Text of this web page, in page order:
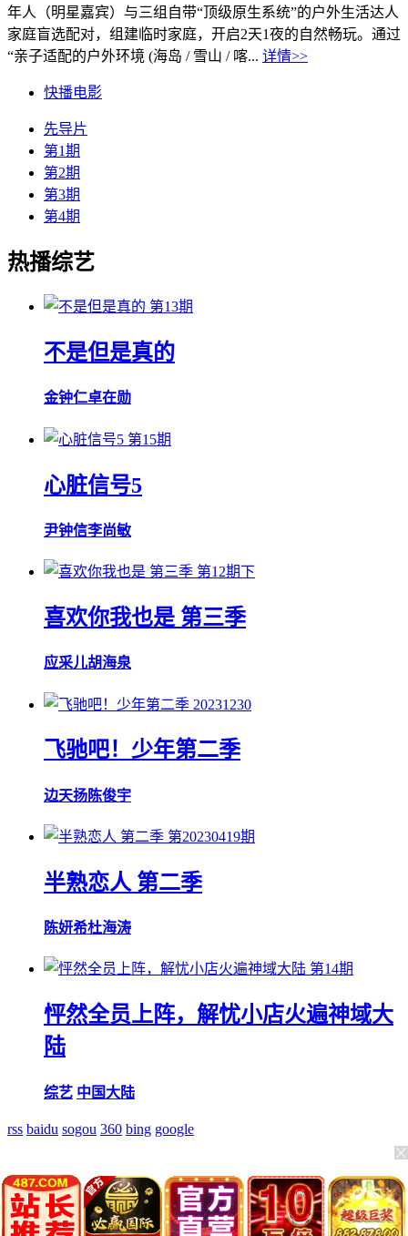
年人（明星嘉宾）与三组自带“顶级原生系统”的户外生活达人
家庭盲选配对，组建临时家庭，开启2天1夜的自然畅玩。通过
“亲子适配的户外环境 (海岛 / 雪山 / 喀... 详情>>
快播电影
先导片
第1期
第2期
第3期
第4期
热播综艺
第13期
不是但是真的
金钟仁卓在勋
第15期
心脏信号5
尹钟信李尚敏
第12期下
喜欢你我也是 第三季
应采儿胡海泉
20231230
飞驰吧！少年第二季
边天扬陈俊宇
第20230419期
半熟恋人 第二季
陈妍希杜海涛
第14期
怦然全员上阵，解忧小店火遍神域大
陆
综艺 中国大陆
rss baidu sogou 360 bing google